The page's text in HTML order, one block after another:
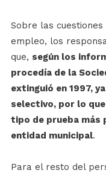
Sobre las
empleo, los
que, según los
procedía de la
extinguió en 1997,
selectivo, por lo
tipo de prueba más
entidad municipal.
Para el resto del